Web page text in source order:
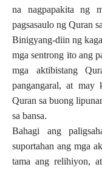
na nagpapakita ng
pagsasaulo ng Quran
Binigyang-diin ng
mga sentrong ito ang
mga aktibistang
pangangaral, at may
Quran sa buong
sa bansa.
Bahagi ang
suportahan ang mga
tama ang relihiyon,